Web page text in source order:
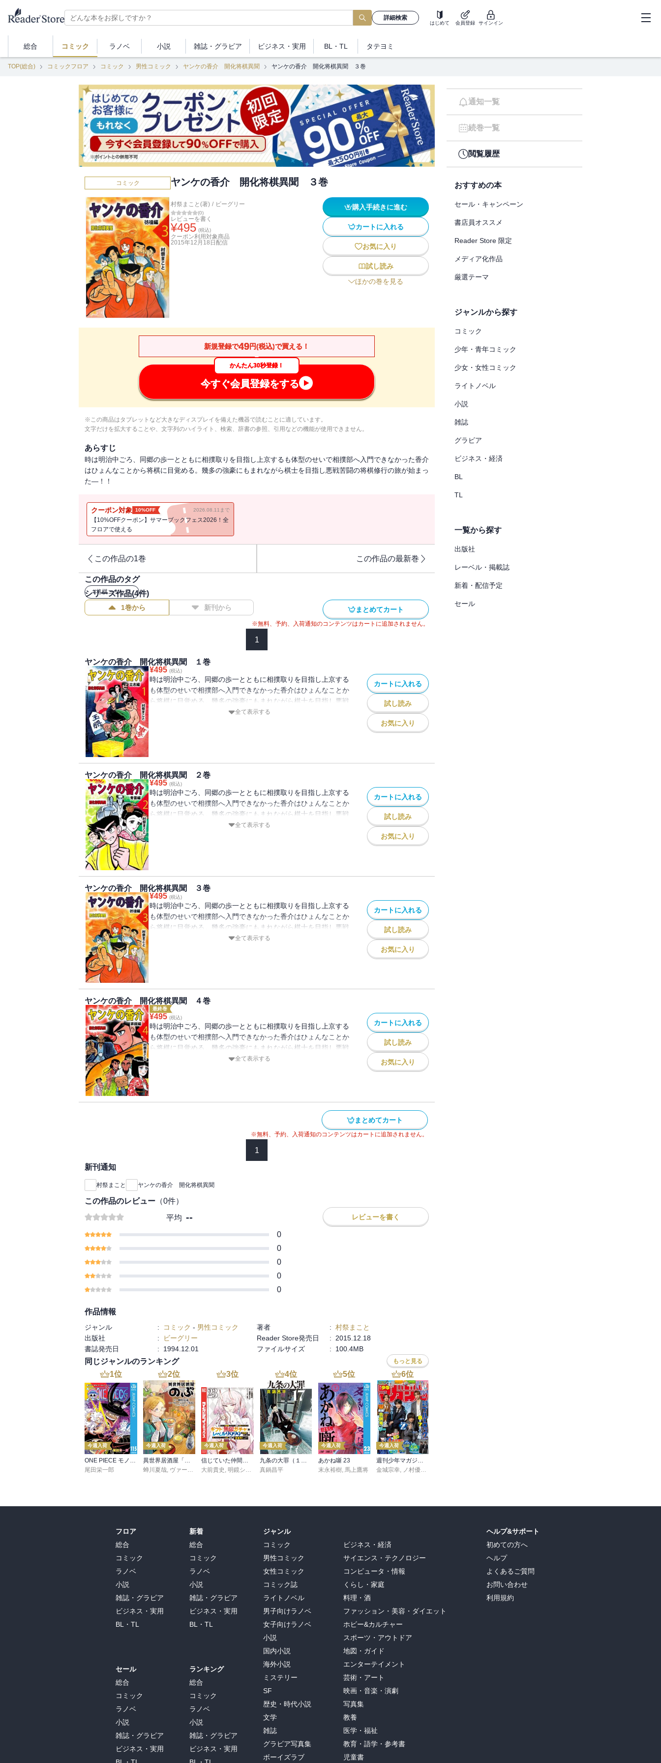
詳細検索
はじめて 会員登録 サインイン
総合 コミック ラノベ 小説 雑誌・ グラビア ビジネス ・実用 BL・TL タテヨミ
TOP(総合) コミックフロア コミック 男性コミック ヤンケの香介 開化将棋異聞 ヤンケの香介 開化将棋異聞 ３巻
コミック ヤンケの香介 開化将棋異聞 ３巻
村祭まこと(著) / ビーグリー
(0)
レビューを書く
¥495 (税込)
クーポン利用対象商品
2015年12月18日 配信
購入手続きに進む
カートに入れる
お気に入り
試し読み
ほかの巻を見る
新規登録で49円(税込)で買える！
かんたん30秒登録！
今すぐ会員登録をする
※この商品はタブレットなど大きなディスプレイを備えた機器で読むことに適しています。
文字だけを拡大することや、文字列のハイライト、検索、辞書の参照、引用などの機能が使用できません。
あらすじ
時は明治中ごろ、同郷の歩一とともに相撲取りを目指し上京するも体型のせいで相撲部へ入門できなかった香介
はひょんなことから将棋に目覚める。幾多の強豪にもまれながら棋士を目指し悪戦苦闘の将棋修行の旅が始まっ
た―！！
クーポン対象 10%OFF 2026.08.11まで
【10%OFFクーポン】サマーブックフェス2026！全
フロアで使える
この作品の1巻 この作品の最新巻
この作品のタグ
#将棋コミック
シリーズ作品(4件)
1巻から 新刊から まとめてカート
※無料、予約、入荷通知のコンテンツはカートに追加されません。
1
ヤンケの香介 開化将棋異聞 １巻
¥495 (税込)
時は明治中ごろ、同郷の歩一とともに相撲取りを目指し上京する
も体型のせいで相撲部へ入門できなかった香介はひょんなことか
ら将棋に目覚める。幾多の強豪にもまれながら棋士を目指し悪戦
苦闘の将棋修行の旅が始まった―！！
全て表示する
カートに入れる
試し読み
お気に入り
ヤンケの香介 開化将棋異聞 ２巻
¥495 (税込)
時は明治中ごろ、同郷の歩一とともに相撲取りを目指し上京する
も体型のせいで相撲部へ入門できなかった香介はひょんなことか
ら将棋に目覚める。幾多の強豪にもまれながら棋士を目指し悪戦
苦闘の将棋修行の旅が始まった―！！
全て表示する
カートに入れる
試し読み
お気に入り
ヤンケの香介 開化将棋異聞 ３巻
¥495 (税込)
時は明治中ごろ、同郷の歩一とともに相撲取りを目指し上京する
も体型のせいで相撲部へ入門できなかった香介はひょんなことか
ら将棋に目覚める。幾多の強豪にもまれながら棋士を目指し悪戦
苦闘の将棋修行の旅が始まった―！！
全て表示する
カートに入れる
試し読み
お気に入り
ヤンケの香介 開化将棋異聞 ４巻
最終巻
¥495 (税込)
時は明治中ごろ、同郷の歩一とともに相撲取りを目指し上京する
も体型のせいで相撲部へ入門できなかった香介はひょんなことか
ら将棋に目覚める。幾多の強豪にもまれながら棋士を目指し悪戦
苦闘の将棋修行の旅が始まった―！！
全て表示する
カートに入れる
試し読み
お気に入り
まとめてカート
※無料、予約、入荷通知のコンテンツはカートに追加されません。
1
新刊通知
村祭まこと ヤンケの香介 開化将棋異聞
この作品のレビュー （0件）
平均 -- レビューを書く
0
0
0
0
0
作品情報
ジャンル : コミック - 男性コミック 著者 : 村祭まこと
出版社
: ビーグリー Reader Store発売日 : 2015.12.18
書誌発売日
: 1994.12.01 ファイルサイズ : 100.4MB
同じジャンルのランキング もっと見る
1位
今週入荷
尾田栄一郎
2位
今週入荷
蝉川夏哉, ヴァージニア二等兵 , 転
3位
今週入荷
大前貴史 ,明鏡シスイ ,ｔｅｆ
4位
今週入荷
真鍋昌平
5位
今週入荷
あかね噺 23
末永裕樹, 馬上鷹将
6位
今週入荷
金城宗幸
ノ村優介
通知一覧
続巻一覧
閲覧履歴
おすすめの本
セール・キャンペーン
書店員オススメ
Reader Store 限定
メディア化作品
厳選テーマ
ジャンルから探す
コミック
少年・青年コミック
少女・女性コミック
ライトノベル
小説
雑誌
グラビア
ビジネス・経済
BL
TL
一覧から探す
出版社
レーベル・掲載誌
新着・配信予定
セール
フロア
総合
コミック
ラノベ
小説
雑誌・グラビア
ビジネス・実用
BL・TL
セール
総合
コミック
ラノベ
小説
雑誌・グラビア
ビジネス・実用
新着
総合
コミック
ラノベ
小説
雑誌・グラビア
ビジネス・実用
BL・TL
ランキング
総合
コミック
ラノベ
小説
雑誌・グラビア
ビジネス・実用
ジャンル
コミック
男性コミック
女性コミック
コミック誌
ライトノベル
男子向けラノベ
女子向けラノベ
小説
国内小説
海外小説
ミステリー
SF
歴史・時代小説
文学
雑誌
グラビア写真集
ボーイズラブ
ビジネス・経済
サイエンス・テクノロジー
コンピュータ・情報
くらし・家庭
料理・酒
ファッション・美容・ダイエット
ホビー&カルチャー
スポーツ・アウトドア
地図・ガイド
エンターテイメント
芸術・アート
映画・音楽・演劇
写真集
教養
医学・福祉
教育・語学・参考書
児童書
ヘルプ&サポート
初めての方へ
ヘルプ
よくあるご質問
お問い合わせ
利用規約